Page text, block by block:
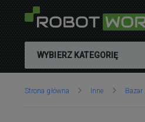
WYBIERZ KATEGORIĘ
Znajdujesz
Strona główna Inne Bazar